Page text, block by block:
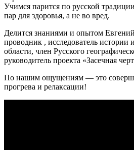
Учимся парится по русской
пар для здоровья, а не во вред.
Делится знаниями и опытом
проводник , исследователь истории
области, член Русского
руководитель проекта «Засечная
По нашим ощущениям — это
прогрева и релаксации!